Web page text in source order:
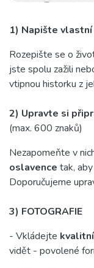
1) Napište
Rozepište se o
jste spolu zažili
vtipnou historku z
2) Upravte si
(max. 600 znaků)
Nezapomeňte v
oslavence tak,
Doporučujeme
3) FOTOGRAFIE
- Vkládejte
vidět - povolené